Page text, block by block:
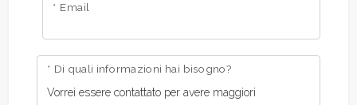
* Email
* Di quali informazioni hai bisogno?